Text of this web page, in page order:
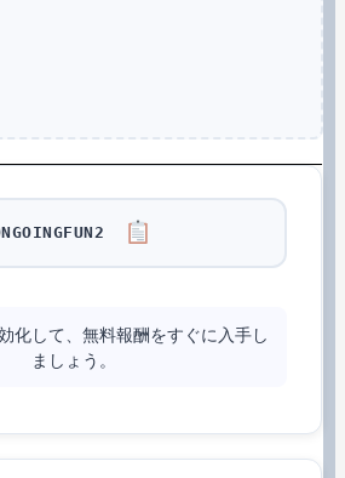
化して、無料報酬をすぐに入手し
ましょう。